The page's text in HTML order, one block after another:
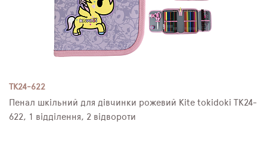
TK24-622
Пенал шкільний для дівчинки рожевий Kite tokidoki TK24-
622, 1 відділення, 2 відвороти